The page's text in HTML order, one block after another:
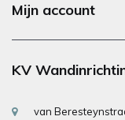
Mijn account
KV
van